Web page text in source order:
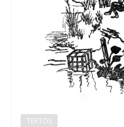
TEXTOS